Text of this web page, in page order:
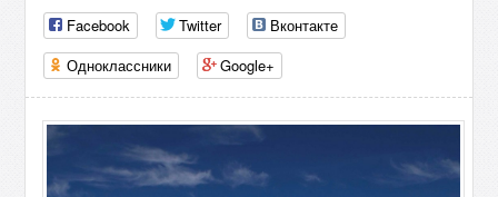
Facebook Twitter
Вконтакте
Одноклассники
Google+